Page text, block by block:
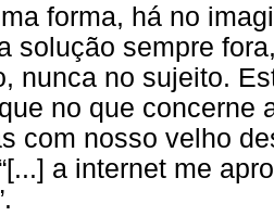
forma, há no
solução sempre
nunca no sujeito.
no que concerne
com nosso velho
a internet me